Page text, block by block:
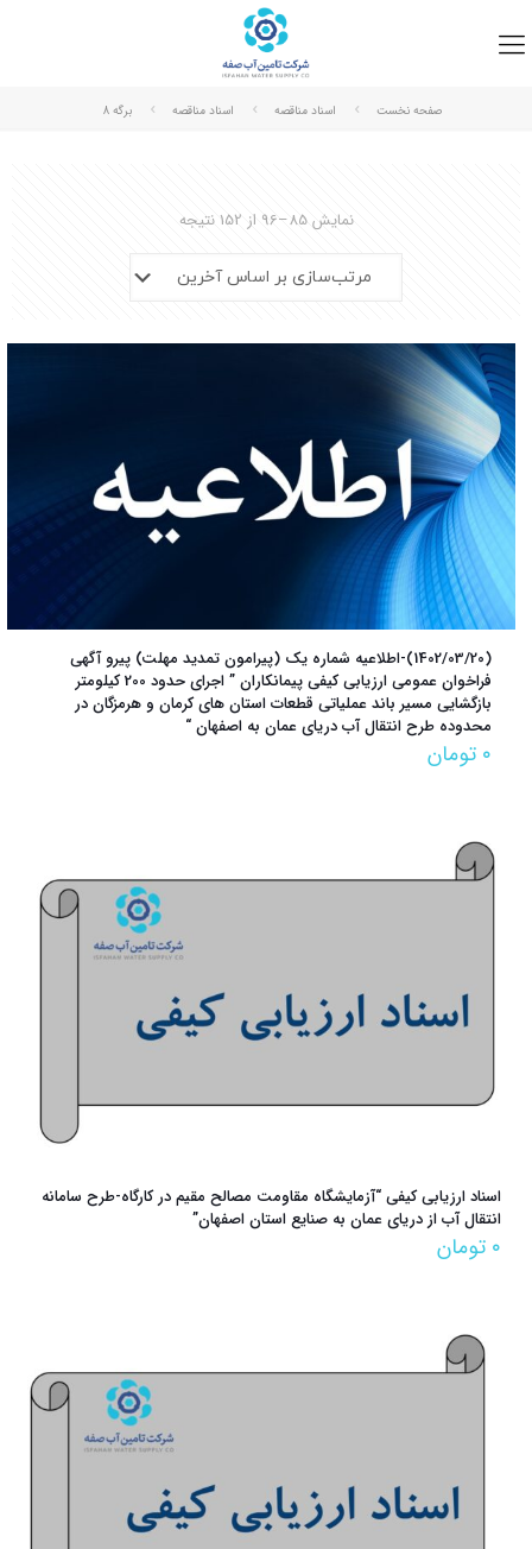
صفحه نخست اسناد مناقصه اسناد مناقصه برگه 8
نمایش 85–96 از 152 نتیجه
(1402/03/20)-اطلاعیه شماره یک (پیرامون تمدید مهلت) پیرو آگهی
فراخوان عمومی ارزیابی کیفی پیمانکاران ” اجرای حدود 200 کیلومتر
بازگشایی مسیر باند عملیاتی قطعات استان های کرمان و هرمزگان در
محدوده طرح انتقال آب دریای عمان به اصفهان “
۰ تومان
اسناد ارزیابی کیفی “آزمایشگاه مقاومت مصالح مقیم در کارگاه-طرح سامانه
انتقال آب از دریای عمان به صنایع استان اصفهان”
۰ تومان